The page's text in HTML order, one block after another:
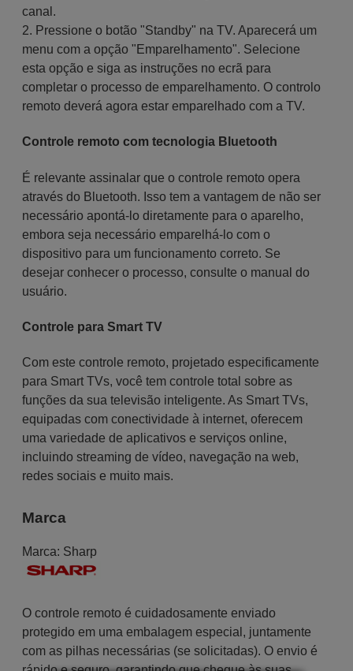
canal.
2. Pressione o botão "Standby" na TV. Aparecerá um
menu com a opção "Emparelhamento". Selecione
esta opção e siga as instruções no ecrã para
completar o processo de emparelhamento. O controlo
remoto deverá agora estar emparelhado com a TV.
Controle remoto com tecnologia Bluetooth
É relevante assinalar que o controle remoto opera
através do Bluetooth. Isso tem a vantagem de não ser
necessário apontá-lo diretamente para o aparelho,
embora seja necessário emparelhá-lo com o
dispositivo para um funcionamento correto. Se
desejar conhecer o processo, consulte o manual do
usuário.
Controle para Smart TV
Com este controle remoto, projetado especificamente
para Smart TVs, você tem controle total sobre as
funções da sua televisão inteligente. As Smart TVs,
equipadas com conectividade à internet, oferecem
uma variedade de aplicativos e serviços online,
incluindo streaming de vídeo, navegação na web,
redes sociais e muito mais.
Marca
Marca: Sharp
O controle remoto é cuidadosamente enviado
protegido em uma embalagem especial, juntamente
com as pilhas necessárias (se solicitadas). O envio é